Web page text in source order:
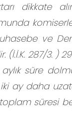
dikkate
ve
287/3. )
süre
ay daha
süresi